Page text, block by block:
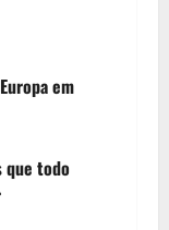
em
que todo